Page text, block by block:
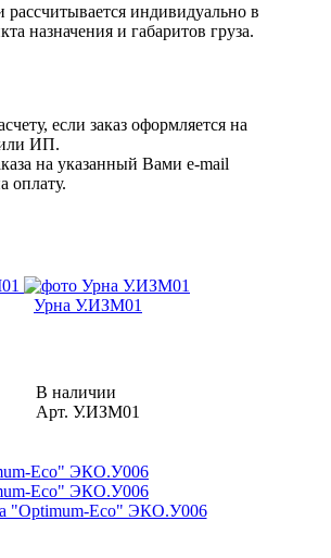
рассчитывается индивидуально в
назначения и габаритов груза.
если заказ оформляется на
ИП.
на указанный Вами e-mail
оплату.
Урна У.ИЗМ01
В наличии
Арт. У.ИЗМ01
"Оptimum-Еco" ЭКО.У006